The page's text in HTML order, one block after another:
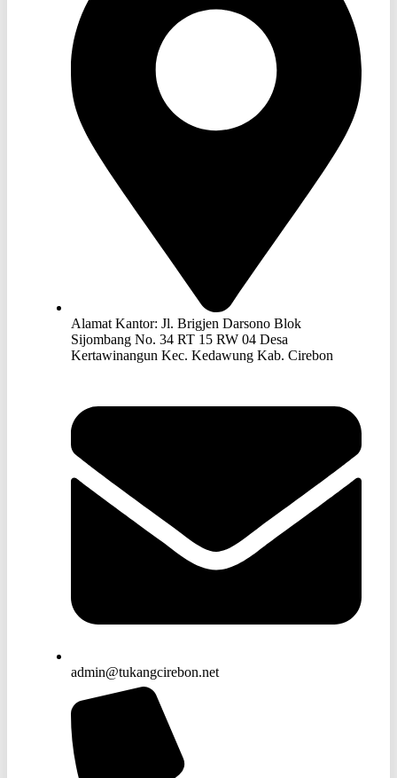
Alamat Kantor: Jl. Brigjen Darsono Blok
Sijombang No. 34 RT 15 RW 04 Desa
Kertawinangun Kec. Kedawung Kab. Cirebon
admin@tukangcirebon.net